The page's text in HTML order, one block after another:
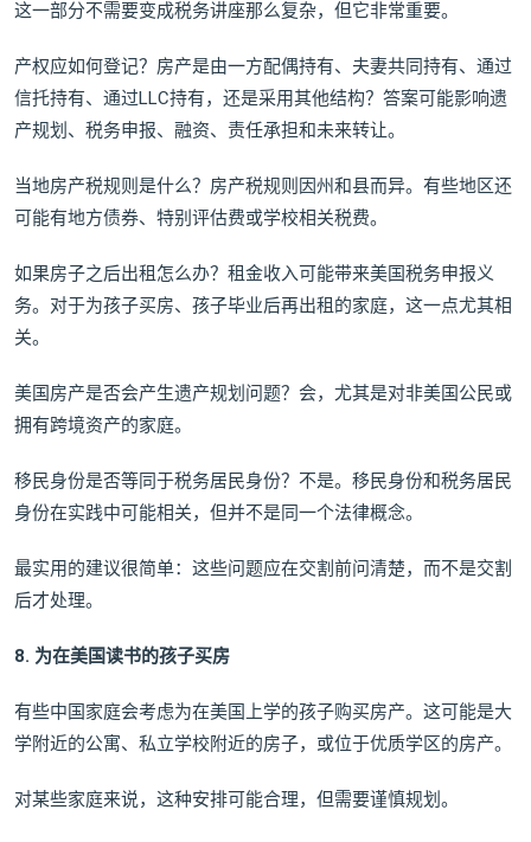
这一部分不需要变成税务讲座那么复杂，但它非常重要。
产权应如何登记？房产是由一方配偶持有、夫妻共同持有、通过
信托持有、通过LLC持有，还是采用其他结构？答案可能影响遗
产规划、税务申报、融资、责任承担和未来转让。
当地房产税规则是什么？房产税规则因州和县而异。有些地区还
可能有地方债券、特别评估费或学校相关税费。
如果房子之后出租怎么办？租金收入可能带来美国税务申报义
务。对于为孩子买房、孩子毕业后再出租的家庭，这一点尤其相
关。
美国房产是否会产生遗产规划问题？会，尤其是对非美国公民或
拥有跨境资产的家庭。
移民身份是否等同于税务居民身份？不是。移民身份和税务居民
身份在实践中可能相关，但并不是同一个法律概念。
最实用的建议很简单：这些问题应在交割前问清楚，而不是交割
后才处理。
8. 为在美国读书的孩子买房
有些中国家庭会考虑为在美国上学的孩子购买房产。这可能是大
学附近的公寓、私立学校附近的房子，或位于优质学区的房产。
对某些家庭来说，这种安排可能合理，但需要谨慎规划。